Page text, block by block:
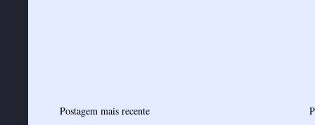
Postagem mais recente